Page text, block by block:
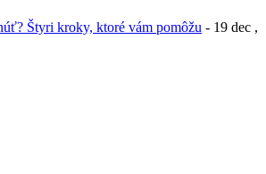
Štyri kroky, ktoré vám pomôžu - 19 dec ,